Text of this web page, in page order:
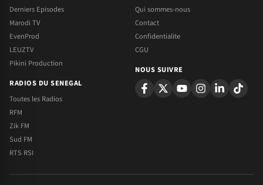
Derniers Episodes
Marodi TV
EvenProd
LEUZTV
Pikini Production
RADIOS DU SENEGAL
Toutes les Radios
RFM
Zik FM
Sud FM
RTS RSI
Qui sommes-nous
Contact
Confidentialite
CGU
NOUS SUIVRE